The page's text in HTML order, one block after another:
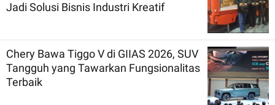
Jadi Solusi Bisnis Industri Kreatif
Chery Bawa Tiggo V di GIIAS 2026, SUV
Tangguh yang Tawarkan Fungsionalitas
Terbaik